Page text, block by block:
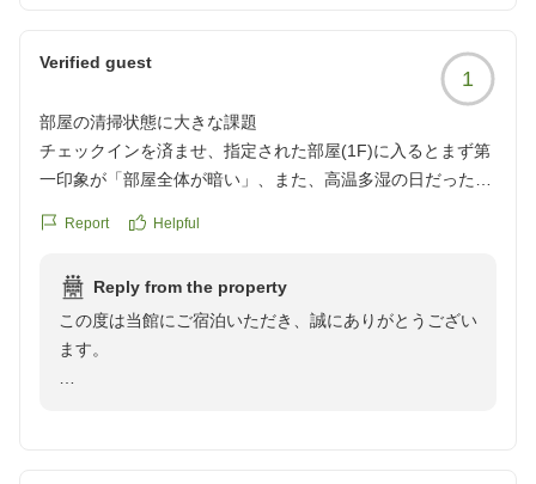
井添
貴重なご意見をお寄せいただき、ありがとうございまし
た。またのお越しをお待ちしております。 井添
Verified guest
1
部屋の清掃状態に大きな課題
チェックインを済ませ、指定された部屋(1F)に入るとまず第
一印象が「部屋全体が暗い」、また、高温多湿の日だったせ
とも言えない不快な匂いが部屋中に立ち込めていた。そし
はバスタブの無い狭いシャワールームがあるだけだった。チ
ェックインの際「シャワールームだけの部屋です」といった
説明も何もなかったのだが、他に部屋が空いてなかったの
か?それとも直前予約の一人旅の者は冷遇されるのか?などと
Report Helpful
Reply from the property
この度は当館にご宿泊いただき、誠にありがとうござい
ます。